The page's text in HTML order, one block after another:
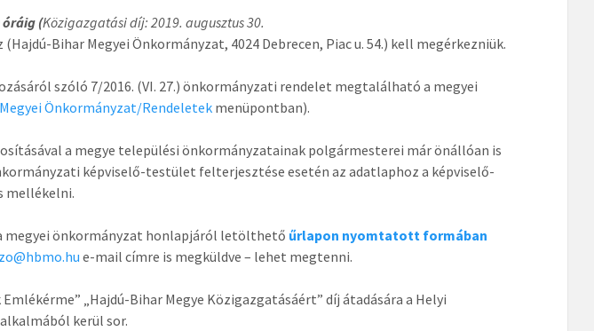
óráig (Közigazgatási díj: 2019. augusztus 30.
Bihar Megyei Önkormányzat, 4024 Debrecen, Piac u. 54.) kell megérkezniük.
szóló 7/2016. (VI. 27.) önkormányzati rendelet megtalálható a megyei
Önkormányzat/Rendeletekmenüpontban).
a megye települési önkormányzatainak polgármesterei már önállóan is
képviselő-testület felterjesztése esetén az adatlaphoz a képviselő-
mellékelni.
megyei önkormányzat honlapjáról letölthető űrlapon nyomtatott formában
e-mail címre is megküldve – lehet megtenni.
„Hajdú-Bihar Megye Közigazgatásáért” díj átadására a Helyi
kerül sor.